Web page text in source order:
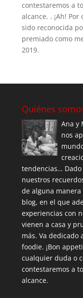
contestaremos a
alcance. . ¡Ah!
sido reconocida
premiado como
2019.
Quiénes
Ana y
nos
tendencias…
nuestros
de alguna
blog, en el que
experiencias con
vienen a casa y
más. Va dedicado
foodie. ¡Bon
cualquier duda o
contestaremos a
alcance.